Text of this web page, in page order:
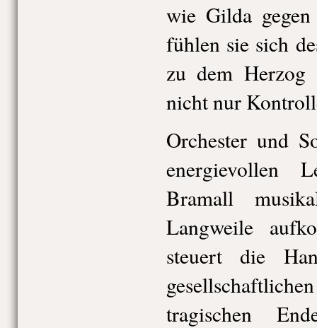
wie Gilda
fühlen sie sich
zu dem Herzog
nicht nur
Orchester und
energievollen
Bramall
Langweile
steuert die
tragischen